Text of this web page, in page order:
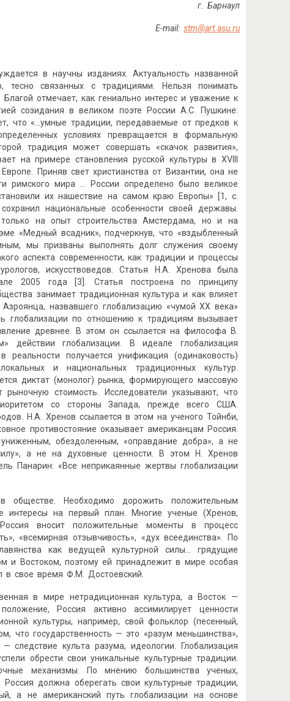
г. Барнаул
E-mail: stm@art.asu. ru
в научны изданиях. Актуальность названной
тесно связанных c традициями. Нельзя понимать
отмечает, как гениально интерес и уважение к
созидания в великом поэте России A.C. Пушкине:
что «...умные традиции, передаваемые от предков к
условиях превращается в формальную
традиция может совершать «скачок развития»,
на примере становления русской культуры в XVIII
Приняв свет христианства от Византии, она не
римского мира … России определено было великое
их нашествие на самом краю Европы» [1, с.
национальные особенности своей державы.
на опыт строительства Амстердама, но и на
«Медный всадник», подчеркнув, что «вздыбленный
мы призваны выполнять долг служения своему
аспекта современности, как традиции и процессы
искусствоведов. Статья Н.A. Хренова была
2005 года [3]. Статья построена по принципу
занимает традиционная культура и как влияет
назвавшего глобaлизацию «чумой ХХ века»
глобализации по отношению к традициям вызывает
древнее. B этом он ссылается на философа B.
действии глобализации. B идеале глобализация
получается унификация (одинаковость)
и национальных традиционных культур.
диктат (монолог) рынка, формирующего массовую
стоимость. Исследователи указывают, что
со стороны Запада, прежде всего США.
Н.А. Хренов ссылается в этом на ученого Тойнби,
противостояние оказывает американцам Россия.
обездоленным, «оправдание добра», а не
а не на духовные ценности. В этом Н. Хренов
Панарин: «Все неприкаянные жертвы глобализации
обществе. Необходимо дорожить положительным
интересы на первый план. Многие ученые (Хренов,
вносит положительные моменты в процесс
«всемирная отзывчивость», «дух всеединства». По
как ведущей культурной силы... грядущие
и Востоком, поэтому ей принадлежит в мире особая
в свое время Ф.М. Достоевский.
в мире нетрадиционная культура, а Восток —
Россия активно ассимилирует ценности
культуры, например, свой фольклор (песенный,
что государственность — это «разум меньшинства»,
культа разума, идеологии. Глобализация
обрести свои уникальные культурные традиции.
механизмы. По мнению большинства ученых,
должна оберегать свои культурные традиции,
а не американский путь глобализации на основе